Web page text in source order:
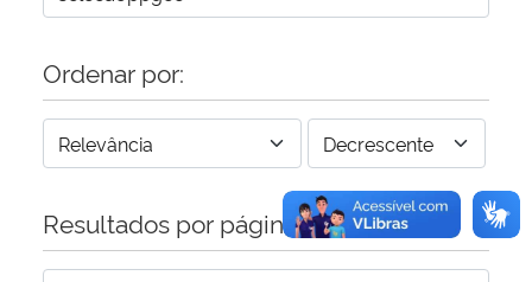
Gabinete de Segurança Institucional
Advocacia-Geral da União
Planalto
Ordenar por:
Resultados por página: